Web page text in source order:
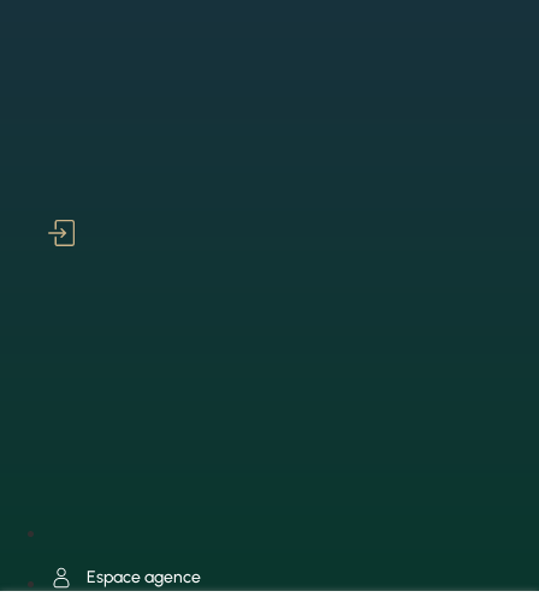
Espace agence